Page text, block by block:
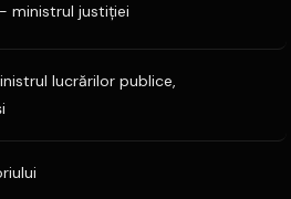
ministrul justiţiei
lucrărilor publice,